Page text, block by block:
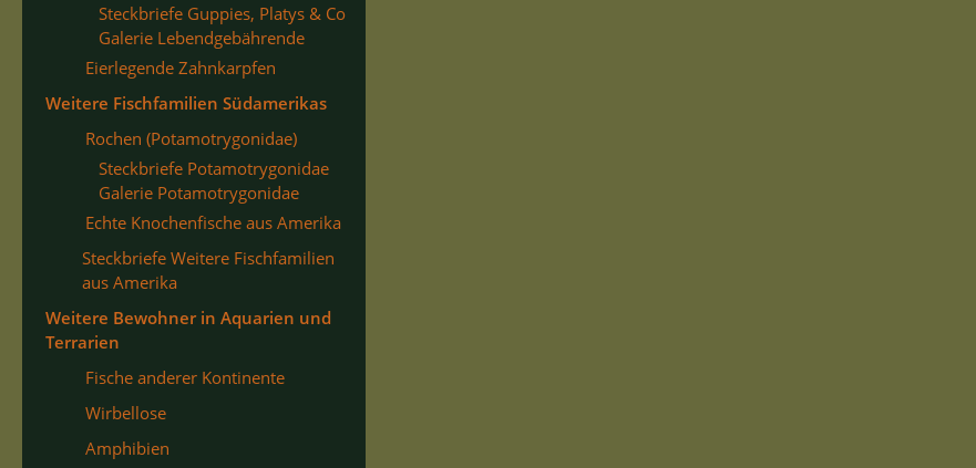
Steckbriefe Guppies, Platys & Co
Galerie Lebendgebährende
Eierlegende Zahnkarpfen
Weitere Fischfamilien Südamerikas
Rochen (Potamotrygonidae)
Steckbriefe Potamotrygonidae
Galerie Potamotrygonidae
Echte Knochenfische aus Amerika
Steckbriefe Weitere Fischfamilien
aus Amerika
Weitere Bewohner in Aquarien und
Terrarien
Fische anderer Kontinente
Wirbellose
Amphibien